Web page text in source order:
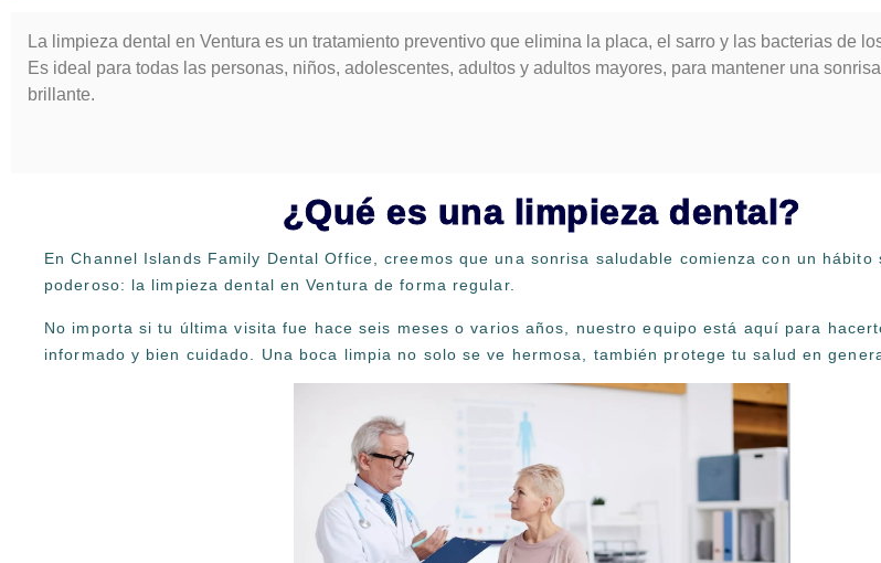
La limpieza dental en Ventura es un tratamiento preventivo que elimina la placa, el sarro y las bacterias de
Es ideal para todas las personas, niños, adolescentes, adultos y adultos mayores, para mantener una
brillante.
¿Qué es una limpieza dental?
En Channel Islands Family Dental Office, creemos que una sonrisa saludable comienza con un hábito
poderoso: la limpieza dental en Ventura de forma regular.
No importa si tu última visita fue hace seis meses o varios años, nuestro equipo está aquí para
informado y bien cuidado. Una boca limpia no solo se ve hermosa, también protege tu salud en